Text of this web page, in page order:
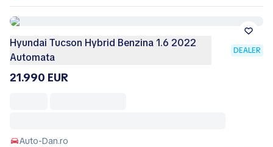
Hyundai Tucson Hybrid Benzina 1.6 2022
Automata
DEALER
21.990 EUR
Auto-Dan.ro